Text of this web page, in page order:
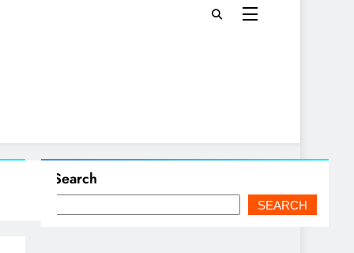
Search
SEARCH